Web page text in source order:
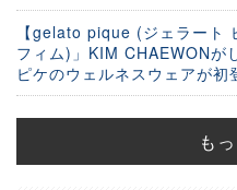
【gelato pique (ジェラート
フィム)」KIM CHAEWONが
ピケのウェルネスウェアが
も